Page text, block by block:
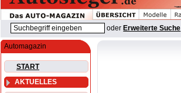
oder Erweiterte Suche
Automagazin
START
AKTUELLES